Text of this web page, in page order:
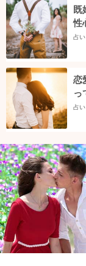
既
性
占い
恋
っ
占い